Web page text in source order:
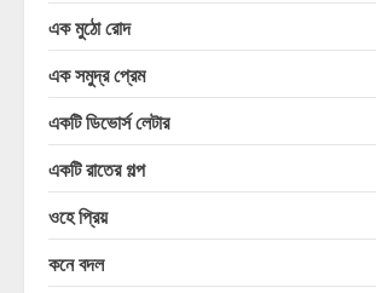
এক মুঠো রোদ
এক সমুদ্র প্রেম
একটি ডিভোর্স লেটার
একটি রাতের গল্প
ওহে প্রিয়
কনে বদল